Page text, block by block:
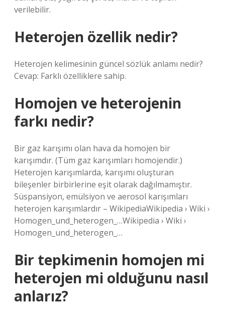
verilebilir.
Heterojen özellik nedir?
Heterojen kelimesinin güncel sözlük anlamı nedir?
Cevap: Farklı özelliklere sahip.
Homojen ve heterojenin
farkı nedir?
Bir gaz karışımı olan hava da homojen bir
karışımdır. (Tüm gaz karışımları homojendir.)
Heterojen karışımlarda, karışımı oluşturan
bileşenler birbirlerine eşit olarak dağılmamıştır.
Süspansiyon, emülsiyon ve aerosol karışımları
heterojen karışımlardır – WikipediaWikipedia › Wiki ›
Homogen_und_heterogen_…Wikipedia › Wiki ›
Homogen_und_heterogen_…
Bir tepkimenin homojen mi
heterojen mi olduğunu nasıl
anlarız?